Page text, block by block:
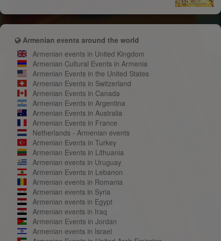
Armenian events around the world
Armenian events in United Kingdom
Armenian Cultural Events in Armenia
Armenian Events in the United States
Armenian Events in Switzerland
Armenian Events in Canada
Armenian Events in Argentina
Armenian Events in Australia
Armenian Events in France
Netherlands - Armenian events
Armenian Events in Turkey
Armenian Events in Lithuania
Armenian events in Uruguay
Armenian Events in Lebanon
Armenian events in Romania
Armenian events in Syria
Armenian events in Egypt
Armenian events in Iraq
Armenian Events in Jordan
Armenian events in Israel